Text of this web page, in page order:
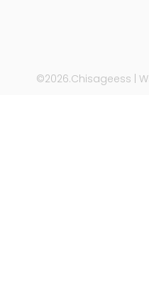
©2026.Chisageess |